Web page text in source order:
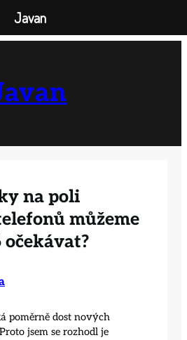
na poli
můžeme
očekávat?
poměrně dost nových
jsem se rozhodl je
Javan